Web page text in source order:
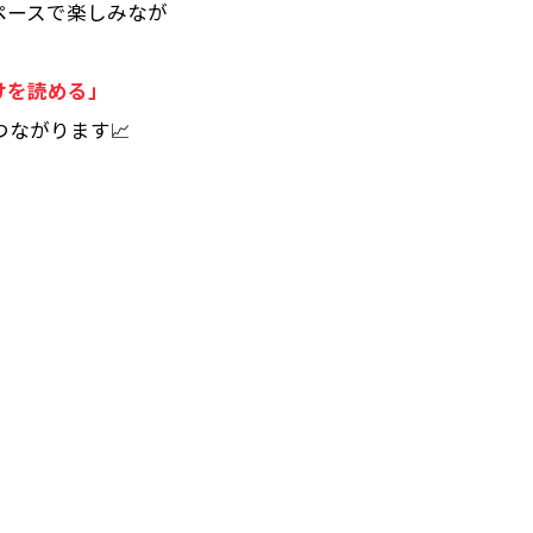
スで楽しみなが
読める」
ながります📈